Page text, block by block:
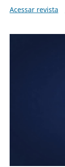
Acessar revista